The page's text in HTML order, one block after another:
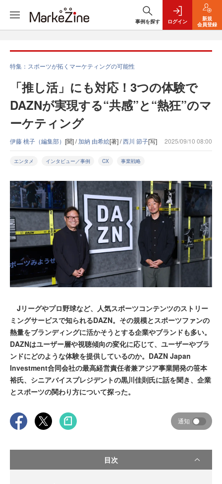
事例を探す ログイン
新規
会員登録
特集：スポーツが拓くマーケティングの可能性
「推し活」にも対応！3つの体験で
DAZNが実現する“共感”と“熱狂”のマ
ーケティング
伊藤 桃子（編集部） [聞] /加納 由希絵[著] /西川 節子[写] 2025/09/10 08:00
エンタメ インタビュー／事例 CX 事業戦略
Jリーグやプロ野球など、人気スポーツコンテンツのストリー
ミングサービスで知られるDAZN。その規模とスポーツファンの
熱量をブランディングに活かそうとする企業やブランドも多い。
DAZNはユーザー層や視聴傾向の変化に応じて、ユーザーやブラ
ンドにどのような体験を提供しているのか。DAZN Japan
Investment合同会社の最高経営責任者兼アジア事業開発の笹本
裕氏、シニアバイスプレジデントの黒川佳則氏に話を聞き、企業
とスポーツの関わり方について探った。
通知
目次